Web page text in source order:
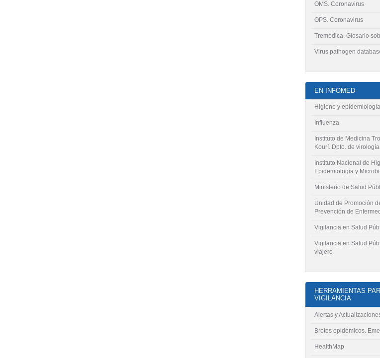
OMS. Coronavirus
OPS. Coronavirus
Tremédica. Glosario
Virus pathogen
EN INFOMED
Higiene y epidemiología
Influenza
Instituto de Medicina
Kourí. Dpto. de virología
Instituto Nacional de
Epidemiologia y
Ministerio de Salud
Unidad de Promoción
Prevención de
Vigilancia en Salud
Vigilancia en Salud
viajero
HERRAMIENTAS
VIGILANCIA
Alertas y
Brotes epidémicos.
HealthMap